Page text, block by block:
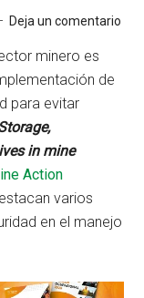
Deja un comentario
minero es
de
para evitar
in mine
Action
varios
en el manejo